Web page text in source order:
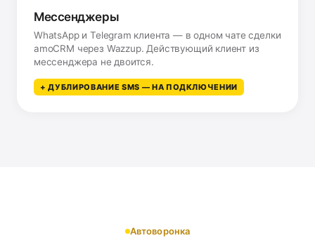
Мессенджеры
WhatsApp и Telegram клиента — в одном чате сделки
amoCRM через Wazzup. Действующий клиент из
мессенджера не двоится.
+ ДУБЛИРОВАНИЕ SMS — НА ПОДКЛЮЧЕНИИ
Автоворонка